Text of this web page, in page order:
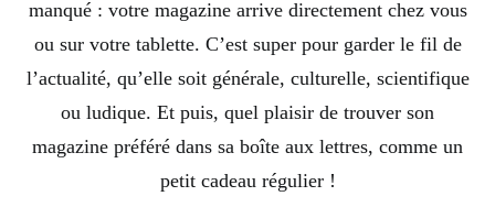
manqué : votre magazine arrive directement chez vous
ou sur votre tablette. C’est super pour garder le fil de
l’actualité, qu’elle soit générale, culturelle, scientifique
ou ludique. Et puis, quel plaisir de trouver son
magazine préféré dans sa boîte aux lettres, comme un
petit cadeau régulier !